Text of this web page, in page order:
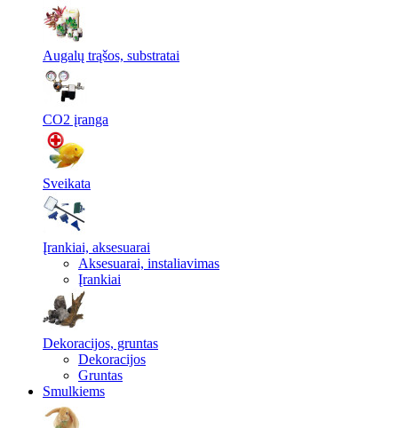
Augalų trąšos, substratai
CO2 įranga
Sveikata
Įrankiai, aksesuarai
Aksesuarai, instaliavimas
Įrankiai
Dekoracijos, gruntas
Dekoracijos
Gruntas
Smulkiems